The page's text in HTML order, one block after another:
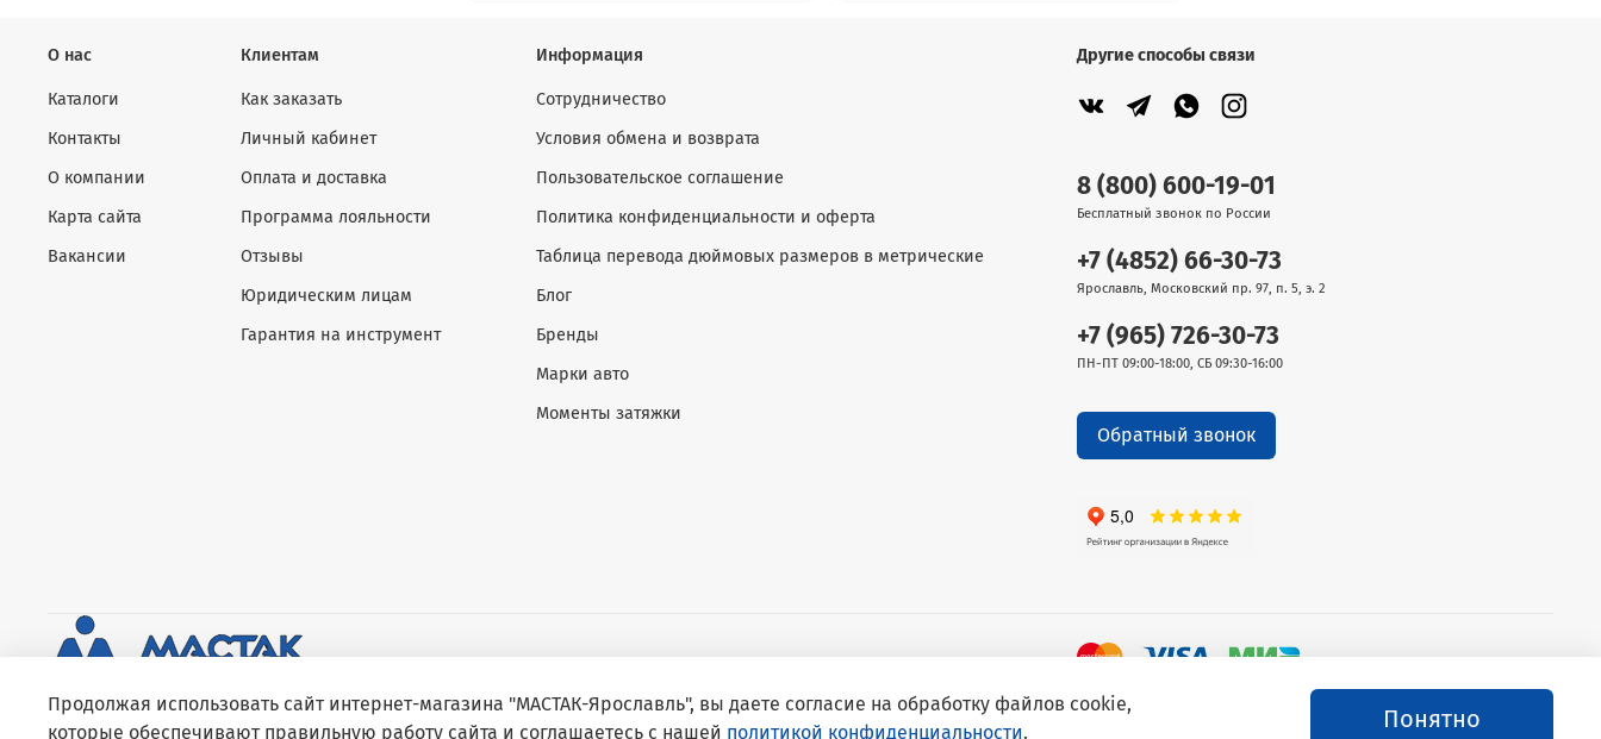
О нас
Каталоги
Контакты
О компании
Карта сайта
Вакансии
Клиентам
Как заказать
Личный кабинет
Оплата и доставка
Программа лояльности
Отзывы
Юридическим лицам
Гарантия на инструмент
Информация
Сотрудничество
Условия обмена и возврата
Пользовательское соглашение
Политика конфиденциальности и оферта
Таблица перевода дюймовых размеров в метрические
Блог
Бренды
Марки авто
Моменты затяжки
Другие способы связи
8 (800) 600-19-01
Бесплатный звонок по России
+7 (4852) 66-30-73
Ярославль, Московский пр. 97, п. 5, э. 2
+7 (965) 726-30-73
ПН-ПТ 09:00-18:00, СБ 09:30-16:00
Обратный звонок
Продолжая использовать сайт интернет-магазина "МАСТАК-Ярославль", вы даете согласие на обработку файлов cookie,
которые обеспечивают правильную работу сайта и соглашаетесь с нашей политикой конфиденциальности. Понятно